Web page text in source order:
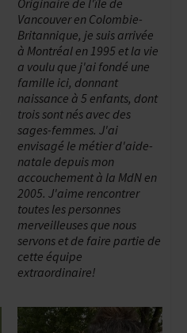
Vancouver en Colombie-
Britannique, je suis arrivée
à Montréal en 1995 et la vie
a voulu que j'ai fondé une
famille ici, donnant
naissance à 5 enfants, dont
trois sont nés avec des
sages-femmes. J'ai
envisagé le métier d'aide-
natale depuis mon
accouchement à la MdN en
2005. J'aime rencontrer
toutes les personnes
merveilleuses que nous
servons et de faire partie de
cette équipe
extraordinaire!